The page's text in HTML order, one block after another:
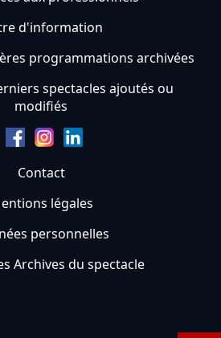
d'information
programmations archivées
spectacles ajoutés ou
modifiés
Contact
légales
personnelles
Archives du spectacle